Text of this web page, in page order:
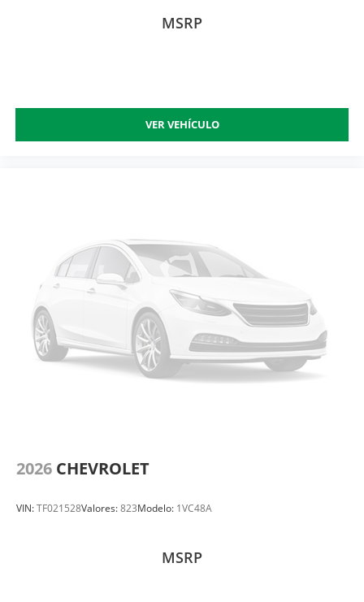
MSRP
VER VEHÍCULO
2026 CHEVROLET
VIN:TF021528Valores:823Modelo: 1VC48A
MSRP